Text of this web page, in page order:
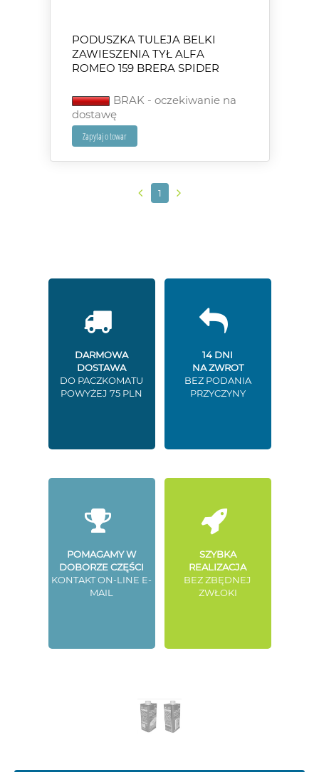
PODUSZKA TULEJA BELKI
ZAWIESZENIA TYŁ ALFA
ROMEO 159 BRERA SPIDER
BRAK - oczekiwanie na
dostawę
1
DARMOWA
DOSTAWA
DO PACZKOMATU
POWYŻEJ 75 PLN
14 DNI
NA ZWROT
BEZ PODANIA
PRZYCZYNY
POMAGAMY W
DOBORZE CZĘŚCI
KONTAKT ON-LINE E-
MAIL
SZYBKA
REALIZACJA
BEZ ZBĘDNEJ
ZWŁOKI